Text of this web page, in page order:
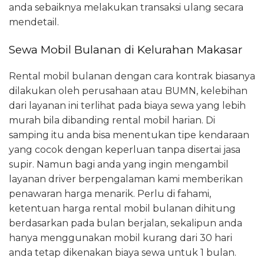
anda sebaiknya melakukan transaksi ulang secara
mendetail.
Sewa Mobil Bulanan di Kelurahan Makasar
Rental mobil bulanan dengan cara kontrak biasanya
dilakukan oleh perusahaan atau BUMN, kelebihan
dari layanan ini terlihat pada biaya sewa yang lebih
murah bila dibanding rental mobil harian. Di
samping itu anda bisa menentukan tipe kendaraan
yang cocok dengan keperluan tanpa disertai jasa
supir. Namun bagi anda yang ingin mengambil
layanan driver berpengalaman kami memberikan
penawaran harga menarik. Perlu di fahami,
ketentuan harga rental mobil bulanan dihitung
berdasarkan pada bulan berjalan, sekalipun anda
hanya menggunakan mobil kurang dari 30 hari
anda tetap dikenakan biaya sewa untuk 1 bulan.